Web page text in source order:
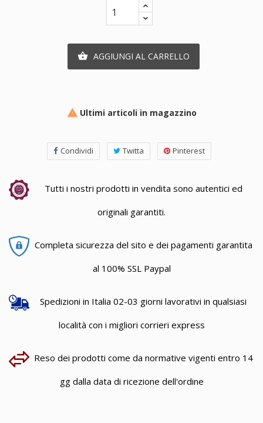
 AGGIUNGI AL CARRELLO
 Ultimi articoli in magazzino
Condividi Twitta Pinterest
Tutti i nostri prodotti in vendita sono autentici ed
originali garantiti.
Completa sicurezza del sito e dei pagamenti garantita
al 100% SSL Paypal
Spedizioni in Italia 02-03 giorni lavorativi in qualsiasi
località con i migliori corrieri express
Reso dei prodotti come da normative vigenti entro 14
gg dalla data di ricezione dell'ordine